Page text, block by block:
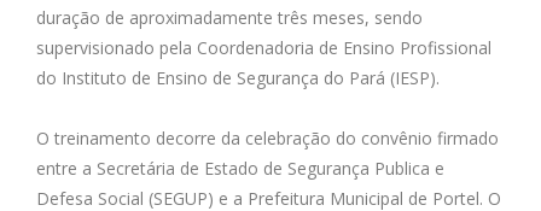
duração de aproximadamente três meses, sendo
supervisionado pela Coordenadoria de Ensino Profissional
do Instituto de Ensino de Segurança do Pará (IESP).
O treinamento decorre da celebração do convênio firmado
entre a Secretária de Estado de Segurança Publica e
Defesa Social (SEGUP) e a Prefeitura Municipal de Portel. O